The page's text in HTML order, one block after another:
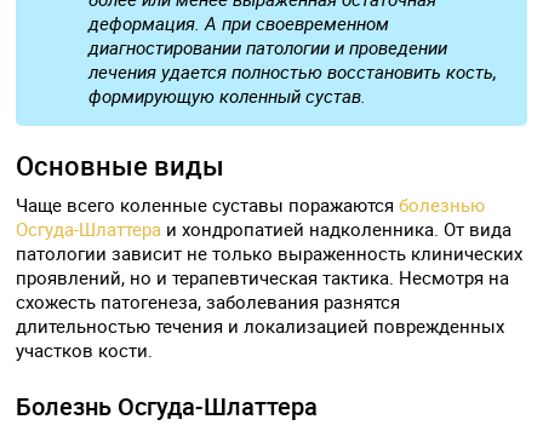
деформация. А при своевременном
диагностировании патологии и проведении
лечения удается полностью восстановить кость,
формирующую коленный сустав.
Основные виды
Чаще всего коленные суставы поражаютсяболезнью
Осгуда-Шлаттера и хондропатией надколенника. От вида
патологии зависит не только выраженность клинических
проявлений, но и терапевтическая тактика. Несмотря на
схожесть патогенеза, заболевания разнятся
длительностью течения и локализацией поврежденных
участков кости.
Болезнь Осгуда-Шлаттера